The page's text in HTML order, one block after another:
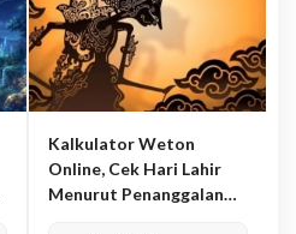
Kalkulator Weton
Online, Cek Hari Lahir
Menurut Penanggalan